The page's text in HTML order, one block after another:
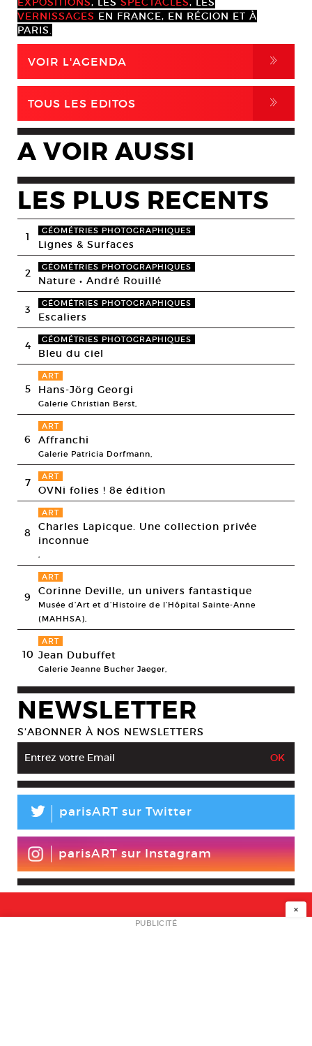
VERNISSAGES EN FRANCE, EN RÉGION ET À
PARIS.
VOIR L'AGENDA ,
TOUS LES EDITOS ,
A VOIR AUSSI
LES PLUS RECENTS
1 GÉOMÉTRIES PHOTOGRAPHIQUES
Lignes & Surfaces
2 GÉOMÉTRIES PHOTOGRAPHIQUES
Nature • André Rouillé
3 GÉOMÉTRIES PHOTOGRAPHIQUES
Escaliers
4 GÉOMÉTRIES PHOTOGRAPHIQUES
Bleu du ciel
5
ART
Hans-Jörg Georgi
Galerie Christian Berst,
6
ART
Affranchi
Galerie Patricia Dorfmann,
7 ART
OVNi folies ! 8e édition
8
ART
Charles Lapicque. Une collection privée
inconnue
,
9
ART
Corinne Deville, un univers fantastique
Musée d’Art et d’Histoire de l’Hôpital Sainte-Anne
(MAHHSA),
10
ART
Jean Dubuffet
Galerie Jeanne Bucher Jaeger,
NEWSLETTER
S’ABONNER À NOS NEWSLETTERS
L parisART sur Twitter
parisART sur Instagram
NEWSLETTER
×
PUBLICITÉ